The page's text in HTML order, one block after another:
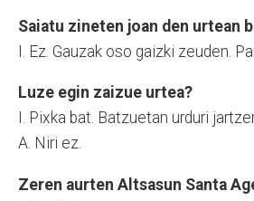
Saiatu zineten joan den urtean
I. Ez. Gauzak oso gaizki zeuden.
Luze egin zaizue urtea?
I. Pixka bat. Batzuetan urduri
A. Niri ez.
Zeren aurten Altsasun Santa